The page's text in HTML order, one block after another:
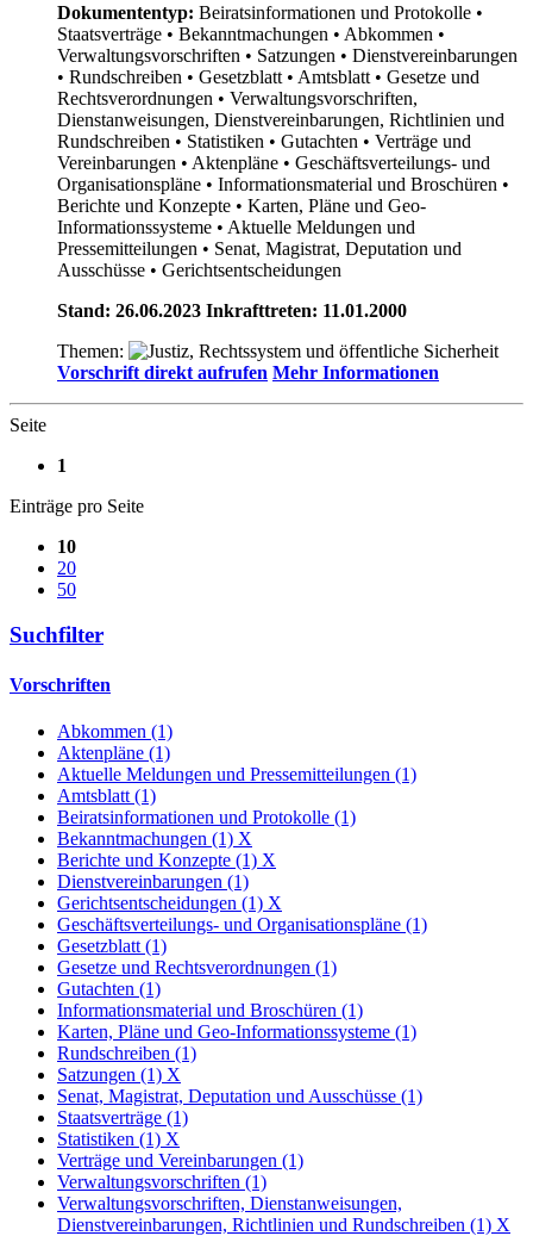
Dokumententyp: Beiratsinformationen und Protokolle •
Staatsverträge • Bekanntmachungen • Abkommen •
Verwaltungsvorschriften • Satzungen • Dienstvereinbarungen
• Rundschreiben • Gesetzblatt • Amtsblatt • Gesetze und
Rechtsverordnungen • Verwaltungsvorschriften,
Dienstanweisungen, Dienstvereinbarungen, Richtlinien und
Rundschreiben • Statistiken • Gutachten • Verträge und
Vereinbarungen • Aktenpläne • Geschäftsverteilungs- und
Organisationspläne • Informationsmaterial und Broschüren •
Berichte und Konzepte • Karten, Pläne und Geo-
Informationssysteme • Aktuelle Meldungen und
Pressemitteilungen • Senat, Magistrat, Deputation und
Ausschüsse • Gerichtsentscheidungen
Stand: 26.06.2023 Inkrafttreten: 11.01.2000
Themen:
Vorschrift direkt aufrufen Mehr Informationen
Seite
1
Einträge pro Seite
10
20
50
Suchfilter
Vorschriften
Abkommen (1)
Aktenpläne (1)
Aktuelle Meldungen und Pressemitteilungen (1)
Amtsblatt (1)
Beiratsinformationen und Protokolle (1)
Bekanntmachungen (1) X
Berichte und Konzepte (1) X
Dienstvereinbarungen (1)
Gerichtsentscheidungen (1) X
Geschäftsverteilungs- und Organisationspläne (1)
Gesetzblatt (1)
Gesetze und Rechtsverordnungen (1)
Gutachten (1)
Informationsmaterial und Broschüren (1)
Karten, Pläne und Geo-Informationssysteme (1)
Rundschreiben (1)
Satzungen (1) X
Senat, Magistrat, Deputation und Ausschüsse (1)
Staatsverträge (1)
Statistiken (1) X
Verträge und Vereinbarungen (1)
Verwaltungsvorschriften (1)
Verwaltungsvorschriften, Dienstanweisungen,
Dienstvereinbarungen, Richtlinien und Rundschreiben (1) X